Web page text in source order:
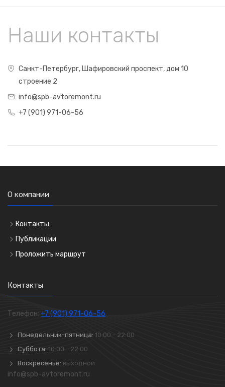
Наши контакты
Санкт-Петербург, Шафировский проспект, дом 10
строение 2
info@spb-avtoremont.ru
+7 (901) 971-06-56
О компании
Контакты
Публикации
Проложить маршрут
Контакты
Телефон: +7 (901) 971-06-56
Понедельник-пятница: 10:00 - 22:00
Суббота: 10:00 - 22:00
Воскресенье: выходной
info@spb-avtoremont.ru